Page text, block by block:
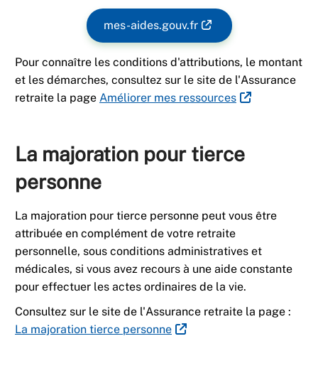
mes-aides.gouv.fr
Pour connaître les conditions d'attributions, le montant
et les démarches, consultez sur le site de l'Assurance
retraite la page Améliorer mes ressources
La majoration pour tierce
personne
La majoration pour tierce personne peut vous être
attribuée en complément de votre retraite
personnelle, sous conditions administratives et
médicales, si vous avez recours à une aide constante
pour effectuer les actes ordinaires de la vie.
Consultez sur le site de l'Assurance retraite la page :
La majoration tierce personne